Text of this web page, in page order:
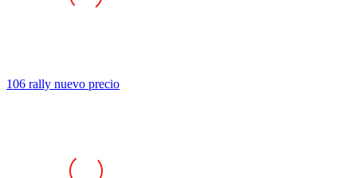
106 rally nuevo precio